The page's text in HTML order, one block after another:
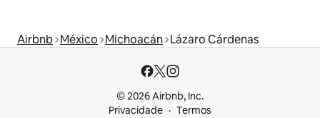
Airbnb México Michoacán Lázaro Cárdenas
© 2026 Airbnb, Inc.
Privacidade
Termos